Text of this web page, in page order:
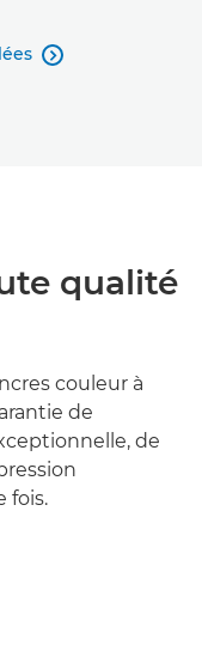

qualité
couleur à
de
de
fois.